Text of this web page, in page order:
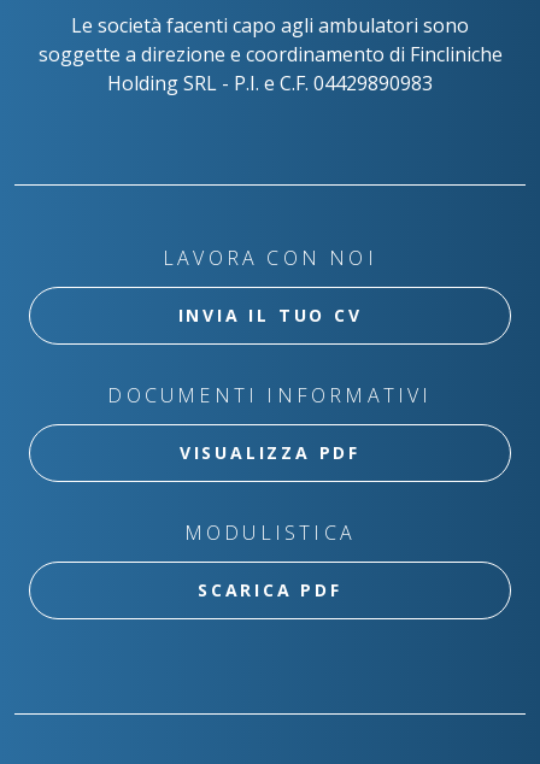
Le società facenti capo agli ambulatori sono
soggette a direzione e coordinamento di Fincliniche
Holding SRL - P.I. e C.F. 04429890983
LAVORA CON NOI
INVIA IL TUO CV
DOCUMENTI INFORMATIVI
VISUALIZZA PDF
MODULISTICA
SCARICA PDF